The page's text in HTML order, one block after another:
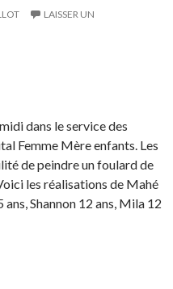
LAISSER UN
i
n
g
l
e
dans le service des
Femme Mère enfants. Les
de peindre un foulard de
les réalisations de Mahé
ans, Shannon 12 ans, Mila 12